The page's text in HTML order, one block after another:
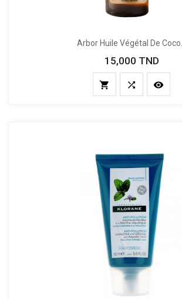
Arbor Huile Végétal De Coco...
Prix
15,000 TND
  